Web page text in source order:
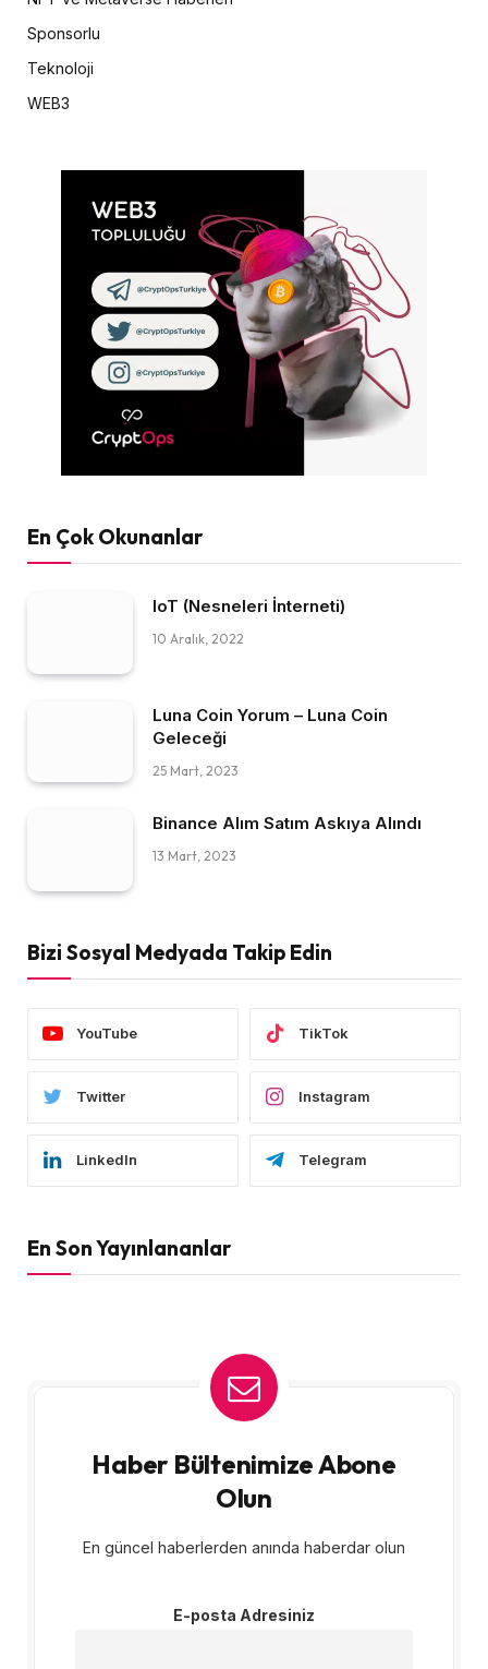
Sponsorlu
Teknoloji
WEB3
En Çok Okunanlar
IoT (Nesneleri İnterneti)
10 Aralık, 2022
Luna Coin Yorum – Luna Coin
Geleceği
25 Mart, 2023
Binance Alım Satım Askıya Alındı
13 Mart, 2023
Bizi Sosyal Medyada Takip Edin
YouTube TikTok
Twitter Instagram
LinkedIn Telegram
En Son Yayınlananlar
Haber Bültenimize Abone
Olun
En güncel haberlerden anında haberdar olun
E-posta Adresiniz